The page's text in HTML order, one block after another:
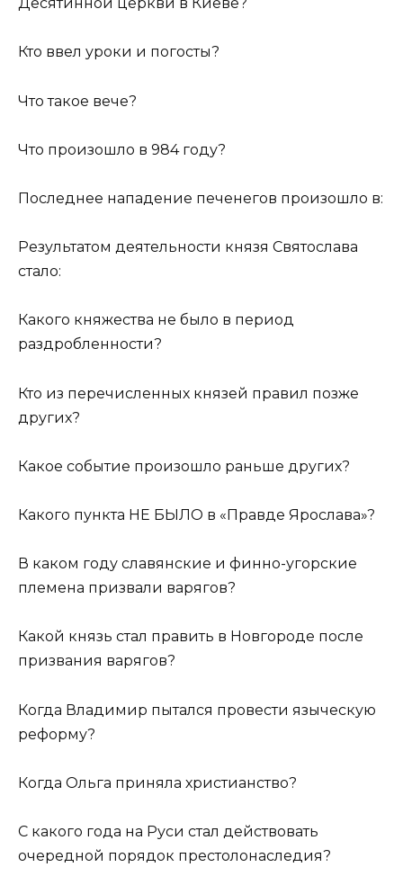
Кто ввел уроки и погосты?
Что такое вече?
Что произошло в 984 году?
Последнее нападение печенегов произошло в:
Результатом деятельности князя Святослава
стало:
Какого княжества не было в период
раздробленности?
Кто из перечисленных князей правил позже
других?
Какое событие произошло раньше других?
Какого пункта НЕ БЫЛО в «Правде Ярослава»?
В каком году славянские и финно-угорские
племена призвали варягов?
Какой князь стал править в Новгороде после
призвания варягов?
Когда Владимир пытался провести языческую
реформу?
Когда Ольга приняла христианство?
С какого года на Руси стал действовать
очередной порядок престолонаследия?